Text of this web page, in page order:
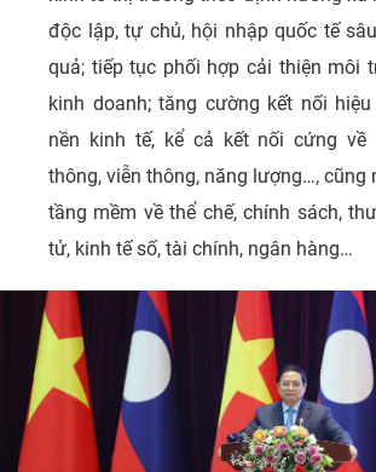
độc lập, tự chủ, hội nhập quốc tế
quả; tiếp tục phối hợp cải thiện môi
kinh doanh; tăng cường kết nối
nền kinh tế, kể cả kết nối cứng về
thông, viễn thông, năng lượng…, cũng
tầng mềm về thể chế, chính sách,
tử, kinh tế số, tài chính, ngân hàng…